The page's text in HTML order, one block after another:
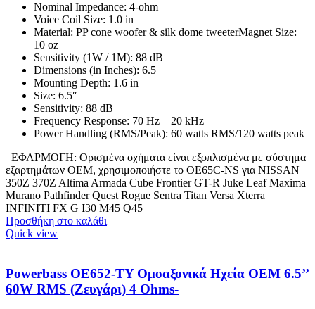
Nominal Impedance: 4-ohm
Voice Coil Size: 1.0 in
Material: PP cone woofer & silk dome tweeterMagnet Size:
10 oz
Sensitivity (1W / 1M): 88 dB
Dimensions (in Inches): 6.5
Mounting Depth: 1.6 in
Size: 6.5″
Sensitivity: 88 dB
Frequency Response: 70 Hz – 20 kHz
Power Handling (RMS/Peak): 60 watts RMS/120 watts peak
ΕΦΑΡΜΟΓΗ: Ορισμένα οχήματα είναι εξοπλισμένα με σύστημα
εξαρτημάτων OEM, χρησιμοποιήστε το OE65C-NS για NISSAN
350Z 370Z Altima Armada Cube Frontier GT-R Juke Leaf Maxima
Murano Pathfinder Quest Rogue Sentra Titan Versa Xterra
INFINITI FX G I30 M45 Q45
Προσθήκη στο καλάθι
Quick view
Powerbass OE652-TY Ομοαξονικά Ηχεία ΟΕΜ 6.5’’
60W RMS (Ζευγάρι) 4 Ohms-